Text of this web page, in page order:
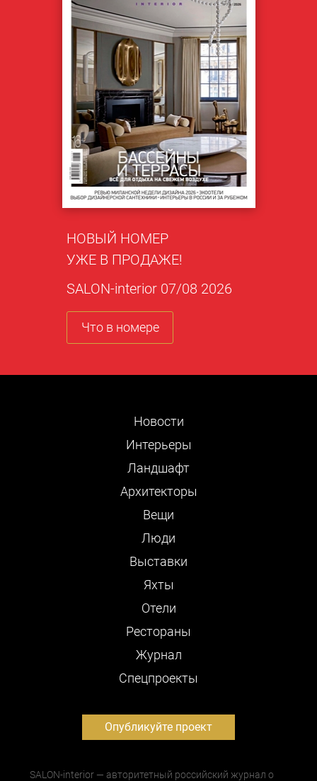
НОВЫЙ НОМЕР
УЖЕ В ПРОДАЖЕ!
SALON-interior 07/08 2026
Что в номере
Новости
Интерьеры
Ландшафт
Архитекторы
Вещи
Люди
Выставки
Яхты
Отели
Рестораны
Журнал
Cпецпроекты
Опубликуйте проект
SALON-interior — авторитетный российский журнал о